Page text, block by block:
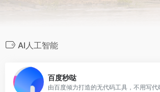
AI人工智能
百度秒哒